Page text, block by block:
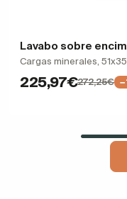
Lavabo sobre
Cargas minerales,
225,97€272,25€